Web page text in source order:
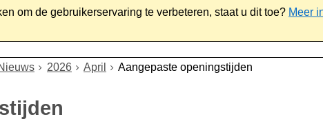
om de gebruikerservaring te verbeteren, staat u dit toe? Meer
2026 April Aangepaste openingstijden